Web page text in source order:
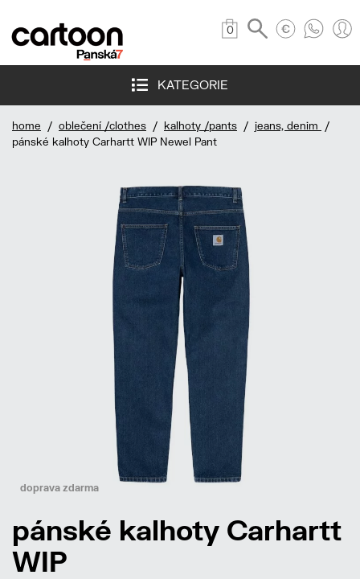
0
KATEGORIE
home / oblečení /clothes / kalhoty /pants / jeans, denim
/
pánské kalhoty Carhartt WIP Newel Pant
doprava zdarma
pánské kalhoty Carhartt
WIP